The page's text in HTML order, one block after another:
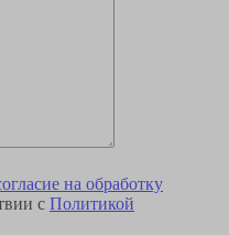
на обработку
с Политикой